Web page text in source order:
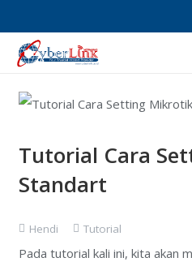
Tutorial Cara
Standart
Hendi Tutorial
Pada tutorial kali ini, kita akan